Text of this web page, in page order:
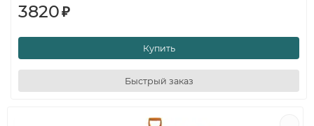
3820₽
Купить
Быстрый заказ